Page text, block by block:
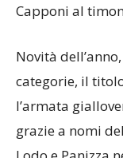
Capponi al
Novità
categorie, il
l’armata
grazie a nomi